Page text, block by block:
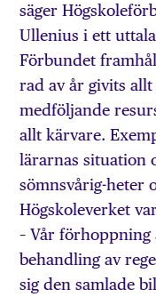
säger
Ullenius i ett
Förbundet
rad av år givits
medföljande
allt kärvare.
lärarnas situation
sömnsvårig-heter
Högskoleverket
– Vår
behandling av
sig den samlade